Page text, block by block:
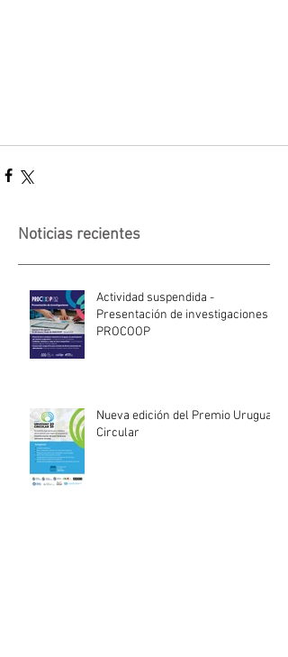
Noticias recientes
Actividad suspendida -
Presentación de investigaciones -
PROCOOP
Nueva edición del Premio Uruguay
Circular